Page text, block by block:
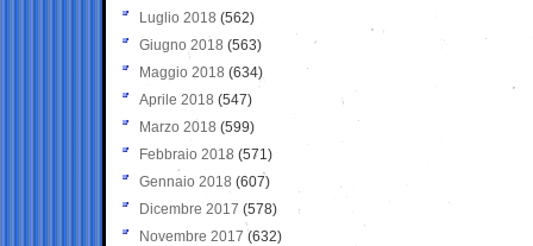
Luglio 2018 (562)
Giugno 2018 (563)
Maggio 2018 (634)
Aprile 2018 (547)
Marzo 2018 (599)
Febbraio 2018 (571)
Gennaio 2018 (607)
Dicembre 2017 (578)
Novembre 2017 (632)